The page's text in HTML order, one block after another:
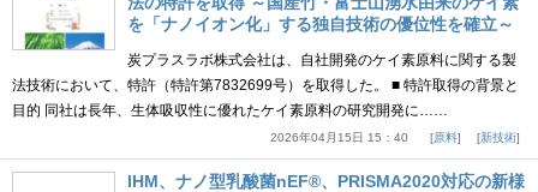
を「ナノイオン化」する独自技術の優位性を確立～
炭プラスラボ株式会社は、自社開発のケイ素原料に関する製
法技術において、特許（特許第7832699号）を取得した。 ■ 特許取得の背景と
目的 同社は長年、生体吸収性に優れたケイ素原料の研究開発に……
2026年04月15日 15：40 原料 新技術
IHM、ナノ型乳酸菌nEF®、PRISMA2020対応の新様